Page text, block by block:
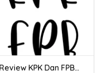
Review KPK Dan FPB Model Barisan